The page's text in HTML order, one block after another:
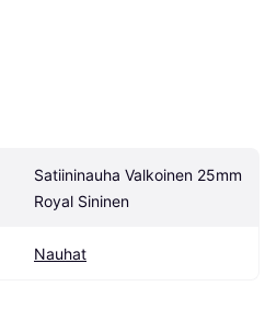
Satiininauha Valkoinen 25mm
Royal Sininen
Nauhat